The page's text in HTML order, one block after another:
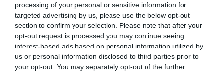
processing of your personal or sensitive information for
targeted advertising by us, please use the below opt-out
section to confirm your selection. Please note that after your
opt-out request is processed you may continue seeing
interest-based ads based on personal information utilized by
us or personal information disclosed to third parties prior to
your opt-out. You may separately opt-out of the further